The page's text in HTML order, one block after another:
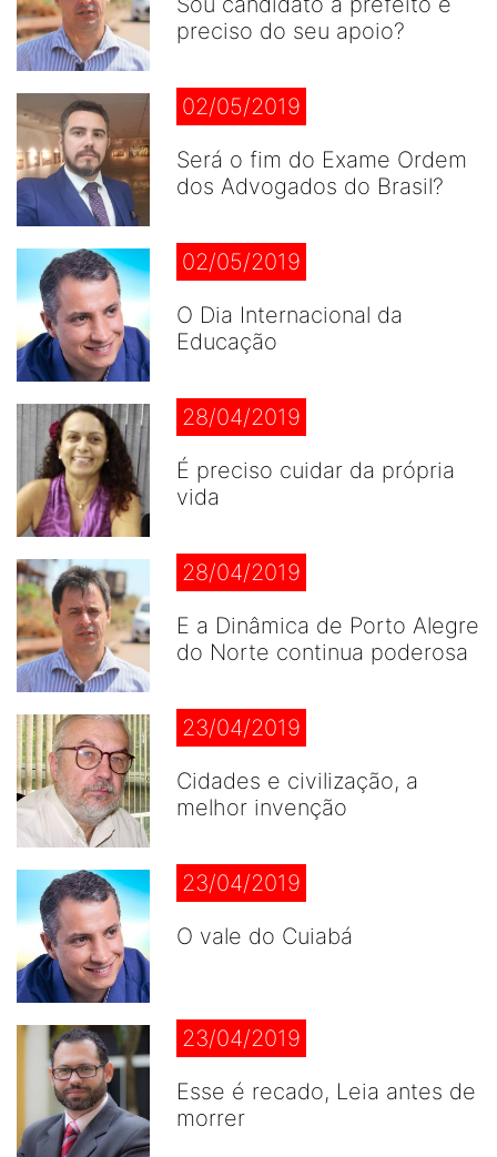
preciso do seu apoio?
02/05/2019
Será o fim do Exame Ordem
dos Advogados do Brasil?
02/05/2019
O Dia Internacional da
Educação
28/04/2019
É preciso cuidar da própria
vida
28/04/2019
E a Dinâmica de Porto Alegre
do Norte continua poderosa
23/04/2019
Cidades e civilização, a
melhor invenção
23/04/2019
O vale do Cuiabá
23/04/2019
Esse é recado, Leia antes de
morrer